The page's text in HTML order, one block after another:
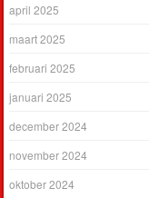
april 2025
maart 2025
februari 2025
januari 2025
december 2024
november 2024
oktober 2024